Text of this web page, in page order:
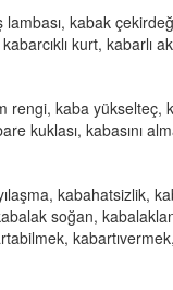
lambası, kabak
kurt, kabarlı
rengi, kaba yükselteç,
kuklası, kabasını
kabahatsizlik,
soğan,